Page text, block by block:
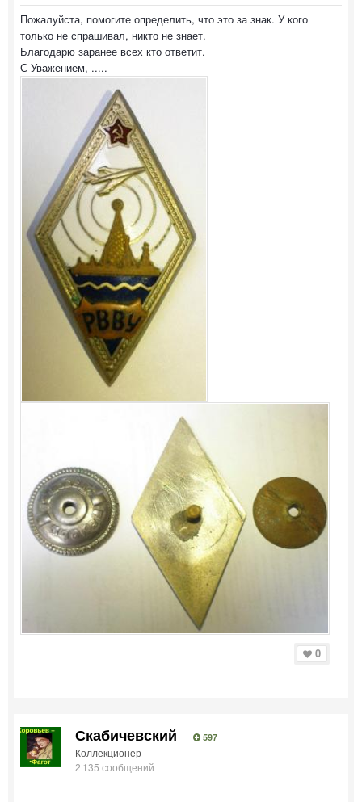
Пожалуйста, помогите определить, что это за знак. У кого
только не спрашивал, никто не знает.
Благодарю заранее всех кто ответит.
С Уважением, .....
0
Скабичевский 597
Коллекционер
2 135 сообщений